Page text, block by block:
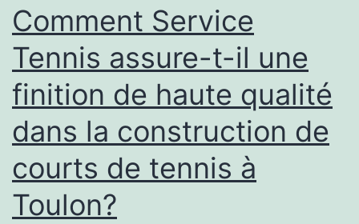
une
utilisation
intensive
?
Comment Service
Tennis assure-t-il une
finition de haute qualité
dans la construction de
courts de tennis à
Toulon?